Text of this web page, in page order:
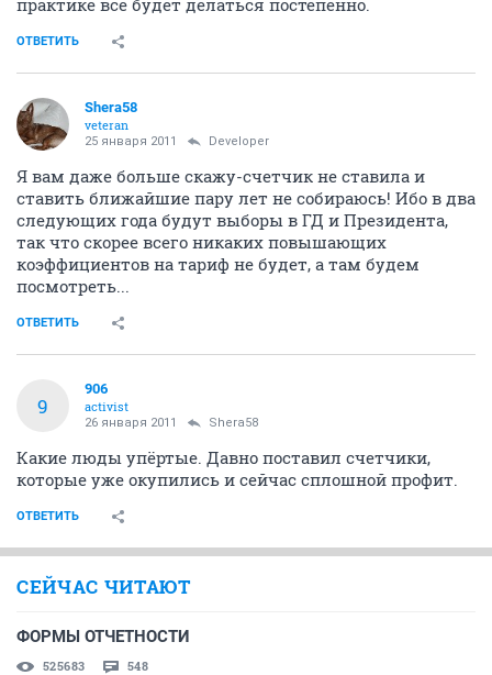
практике все будет делаться постепенно.
ОТВЕТИТЬ
Shera58
veteran
25 января 2011 Developer
Я вам даже больше скажу-счетчик не ставила и
ставить ближайшие пару лет не собираюсь! Ибо в два
следующих года будут выборы в ГД и Президента,
так что скорее всего никаких повышающих
коэффициентов на тариф не будет, а там будем
посмотреть...
ОТВЕТИТЬ
9
906
activist
26 января 2011 Shera58
Какие люды упёртые. Давно поставил счетчики,
которые уже окупились и сейчас сплошной профит.
ОТВЕТИТЬ
СЕЙЧАС ЧИТАЮТ
ФОРМЫ ОТЧЕТНОСТИ
525683 548